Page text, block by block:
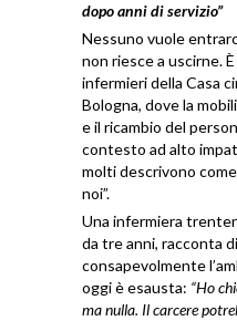
dopo anni di servizio”
Nessuno vuole
non riesce a uscirne.
infermieri della Casa
Bologna, dove la
e il ricambio del
contesto ad alto
molti descrivono
noi”.
Una infermiera
da tre anni, racconta
consapevolmente
oggi è esausta: “Ho
ma nulla. Il carcere